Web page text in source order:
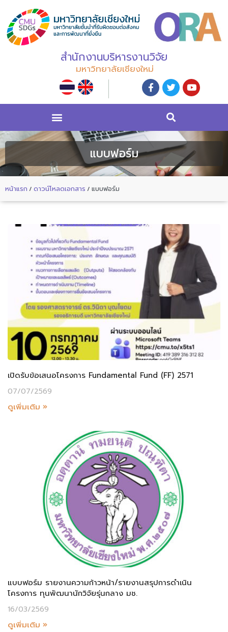
สำนักงานบริหารงานวิจัย
มหาวิทยาลัยเชียงใหม่
แบบฟอร์ม
หน้าแรก / ดาวน์โหลดเอกสาร / แบบฟอร์ม
เปิดรับข้อเสนอโครงการ Fundamental Fund (FF) 2571
07/07/2569
ดูเพิ่มเติม »
แบบฟอร์ม รายงานความก้าวหน้า/รายงานสรุปการดำเนิน
โครงการ ทุนพัฒนานักวิจัยรุ่นกลาง มช.
16/03/2569
ดูเพิ่มเติม »